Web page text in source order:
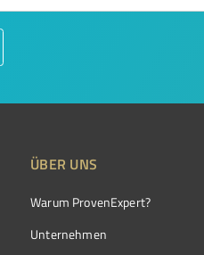
ÜBER UNS
Warum ProvenExpert?
Unternehmen